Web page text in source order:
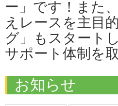
ー」です！また
えレースを主目
グ」もスタート
サポート体制を
お知らせ